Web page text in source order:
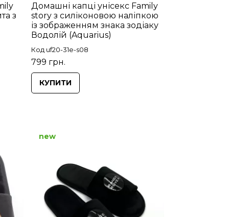
з
Домашні капці унісекс Family
story з силіконовою наліпкою
із зображенням знака зодіаку
Водолій (Aquarius)
Код uf20-31e-s08
799 грн.
КУПИТИ
new